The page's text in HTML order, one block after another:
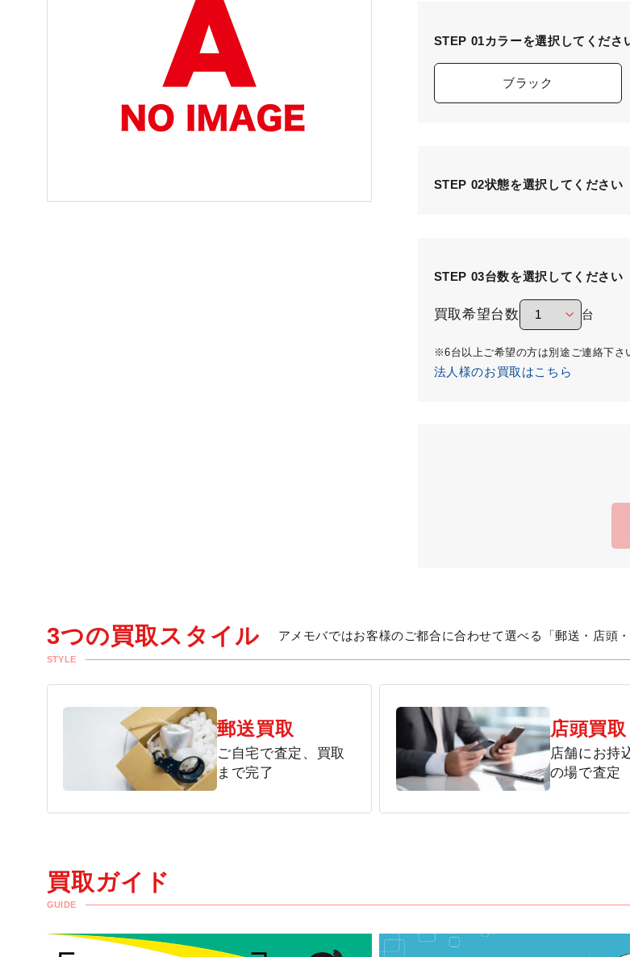
STEP 01カラーを選択してくださ
ブラック
STEP 02状態を選択してください
STEP 03台数を選択してください
買取希望台数 台
※6台以上ご希望の方は別途ご連絡下さ
法人様のお買取はこちら
3つの買取スタイル
STYLE
アメモバではお客様のご都合に合わせて選べる「郵送・店頭
郵送買取
ご自宅で査定、買取
まで完了
店頭買取
店舗にお持
の場で査定
買取ガイド
GUIDE